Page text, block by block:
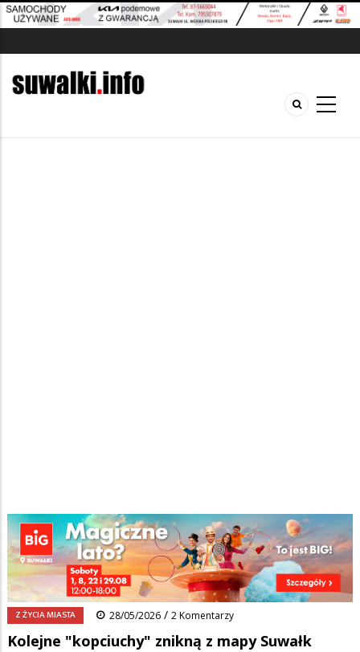
Ścieżka
nawigacyjna
Strona główna/Wiadomości/Z życia miasta/
Kolejne "kopciuchy" znikną z mapy Suwałk
FacebookPinterestTumblr
0 Reddit Share
Z ŻYCIA MIASTA 28/05/2026 / 2 Komentarzy
Kolejne "kopciuchy" znikną z mapy Suwałk